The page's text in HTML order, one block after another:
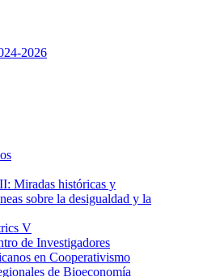
2026
Miradas históricas y
sobre la desigualdad y la
V
de Investigadores
en Cooperativismo
de Bioeconomía